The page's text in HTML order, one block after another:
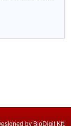
by BioDigit Kft.